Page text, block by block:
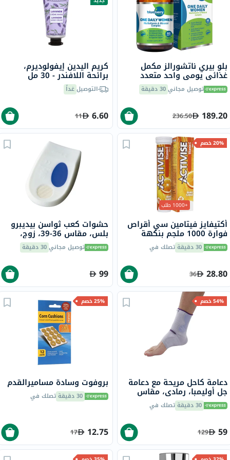
بلو بيري ناتشورالز مكمل
غذائي يومي واحد متعدد
الفيتامينات والمعادن للنساء،
حزمة من 60 قرصتوصيل مجاني30 دقيقة
189.20
236.50
كريم اليدين إيفولوديرم،
برائحة اللافندر - 30 مل
التوصيلغداً
6.60
11
20% خصم
+1000 طلب
أكتيفايز فيتامين سي أقراص
فوارة 1000 ملجم بنكهة
البرتقال حزمة من 20
30 دقيقة تصلك في
28.80
36
حشوات كعب ثواسن بيديبرو
بلس، مقاس 36-39، زوج،
660001201توصيل مجاني30 دقيقة
99
54% خصم
دعامة كاحل مريحة مع دعامة
جل أوليمبا، رمادي، مقاس
صغير، OFS-911 30 دقيقة تصلك في
59
129
25% خصم
بروفوت وسادة مساميرالقدم
30 دقيقة تصلك في
12.75
17